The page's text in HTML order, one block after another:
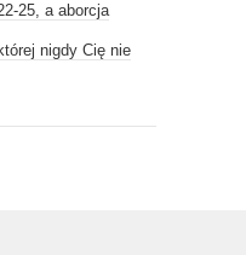
25, a aborcja
nigdy Cię nie